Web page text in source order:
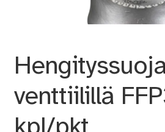
venttiilillä